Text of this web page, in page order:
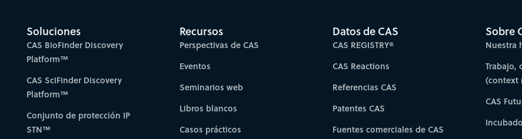
Soluciones
CAS BioFinder Discovery
Platform™
CAS SciFinder Discovery
Platform™
Conjunto de protección IP
STN™
Recursos
Perspectivas de CAS
Eventos
Seminarios web
Libros blancos
Casos prácticos
Datos de CAS
CAS REGISTRY®
CAS Reactions
Referencias CAS
Patentes CAS
Fuentes comerciales de CAS
Sobre
Nuestra
Trabajo,
(context
CAS